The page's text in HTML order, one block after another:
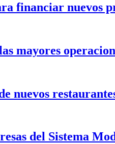
financiar nuevos
mayores
nuevos
del Sistema